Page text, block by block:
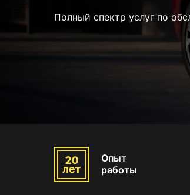
Полный спектр услуг по
Опыт
работы